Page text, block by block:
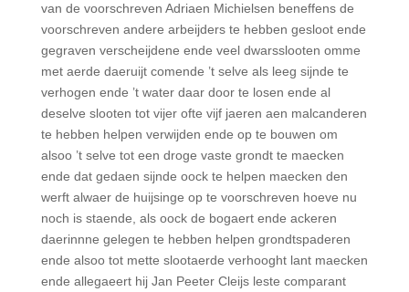
van de voorschreven Adriaen Michielsen beneffens de
voorschreven andere arbeijders te hebben gesloot ende
gegraven verscheijdene ende veel dwarsslooten omme
met aerde daeruijt comende ’t selve als leeg sijnde te
verhogen ende ’t water daar door te losen ende al
deselve slooten tot vijer ofte vijf jaeren aen malcanderen
te hebben helpen verwijden ende op te bouwen om
alsoo ’t selve tot een droge vaste grondt te maecken
ende dat gedaen sijnde oock te helpen maecken den
werft alwaer de huijsinge op te voorschreven hoeve nu
noch is staende, als oock de bogaert ende ackeren
daerinnne gelegen te hebben helpen grondtspaderen
ende alsoo tot mette slootaerde verhooght lant maecken
ende allegaeert hij Jan Peeter Cleijs leste comparant